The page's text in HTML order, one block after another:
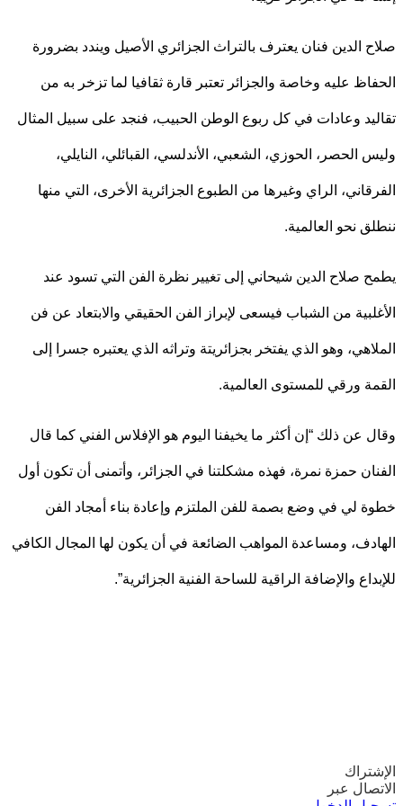
الدين فنان يعترف بالتراث الجزائري الأصيل ويندد بضرورة
عليه وخاصة والجزائر تعتبر قارة ثقافيا لما تزخر به من
وعادات في كل ربوع الوطن الحبيب، فنجد على سبيل المثال
الحصر، الحوزي، الشعبي، الأندلسي، القبائلي، النايلي،
الراي وغيرها من الطبوع الجزائرية الأخرى، التي منها
نحو العالمية.
صلاح الدين شيحاني إلى تغيير نظرة الفن التي تسود عند
من الشباب فيسعى لإبراز الفن الحقيقي والابتعاد عن فن
وهو الذي يفتخر بجزائريتة وتراثه الذي يعتبره جسرا إلى
ورقي للمستوى العالمية.
عن ذلك “إن أكثر ما يخيفنا اليوم هو الإفلاس الفني كما قال
حمزة نمرة، فهذه مشكلتنا في الجزائر، وأتمنى أن تكون أول
لي في وضع بصمة للفن الملتزم وإعادة بناء أمجاد الفن
ومساعدة المواهب الضائعة في أن يكون لها المجال الكافي
والإضافة الراقية للساحة الفنية الجزائرية”.
عبر